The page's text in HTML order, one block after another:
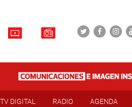
TV DIGITAL RADIO AGENDA